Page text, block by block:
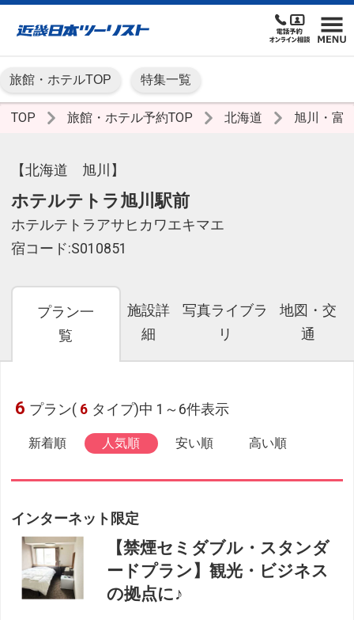
旅館・ホテルTOP 特集一覧
TOP 旅館・ホテル予約TOP 北海道 旭川・富
【北海道 旭川】
ホテルテトラ旭川駅前
ホテルテトラアサヒカワエキマエ
宿コード:S010851
プラン一
覧
施設詳
細
写真ライブラ
リ
地図・交
通
6 プラン( 6 タイプ)中 1～6件表示
新着順 人気順 安い順 高い順
インターネット限定
【禁煙セミダブル・スタンダ
ードプラン】観光・ビジネス
の拠点に♪